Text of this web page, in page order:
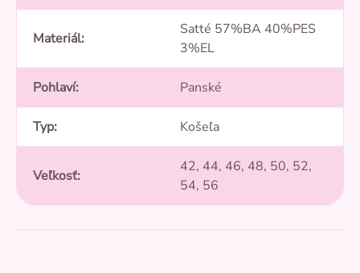
Materiál:
Satté 57%BA 40%PES
3%EL
Pohlaví: Panské
Typ: Košeľa
Veľkosť:
42, 44, 46, 48, 50, 52,
54, 56